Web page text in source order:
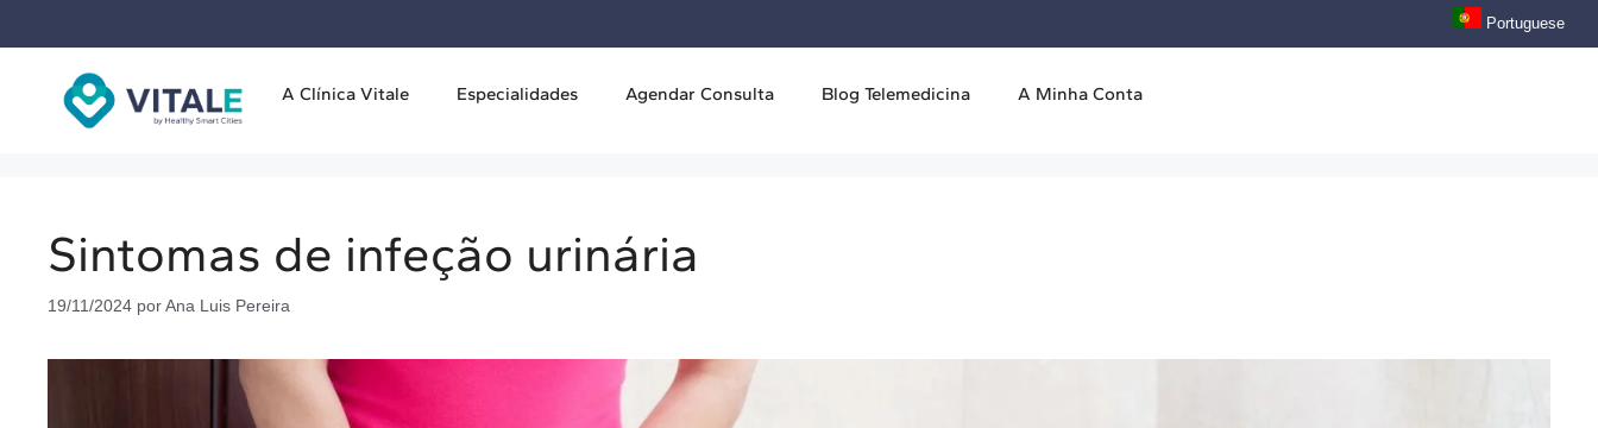
Portuguese
A Clínica Vitale Especialidades Agendar Consulta Blog Telemedicina A Minha Conta
Sintomas de infeção urinária
19/11/2024 porAna Luis Pereira